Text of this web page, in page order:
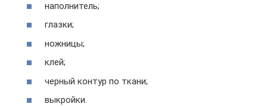
наполнитель;
глазки;
ножницы;
клей;
черный контур по ткани;
выкройки.